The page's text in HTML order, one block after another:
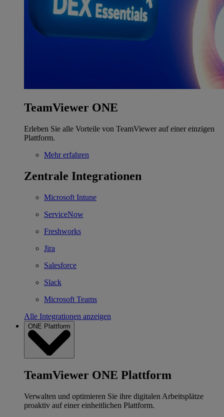
TeamViewer ONE
Erleben Sie alle Vorteile von TeamViewer auf einer einzigen
Plattform.
Mehr erfahren
Zentrale Integrationen
Microsoft Intune
ServiceNow
Freshworks
Jira
Salesforce
Slack
Microsoft Teams
Alle Integrationen anzeigen
ONE Plattform
TeamViewer ONE Plattform
Verwalten und optimieren Sie ihre digitalen Arbeitsplätze
proaktiv auf einer einheitlichen Plattform.